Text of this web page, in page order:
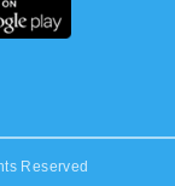
Reserved